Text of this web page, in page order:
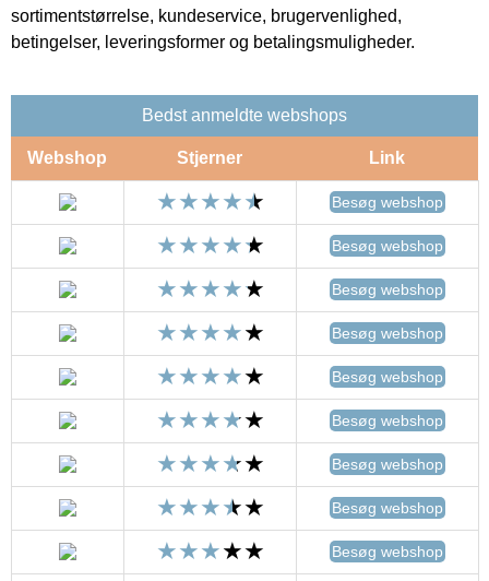
sortimentstørrelse, kundeservice, brugervenlighed,
betingelser, leveringsformer og betalingsmuligheder.
Bedst anmeldte webshops
Webshop Stjerner Link
Besøg webshop
Besøg webshop
Besøg webshop
Besøg webshop
Besøg webshop
Besøg webshop
Besøg webshop
Besøg webshop
Besøg webshop